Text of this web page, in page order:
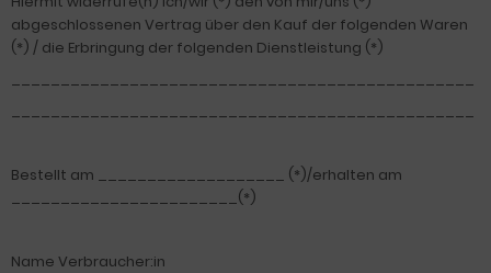
abgeschlossenen Vertrag über den Kauf der folgenden Waren
(*) / die Erbringung der folgenden Dienstleistung (*)
_______________________________________________
_______________________________________________
Bestellt am ___________________ (*)/erhalten am
_______________________(*)
Name Verbraucher:in